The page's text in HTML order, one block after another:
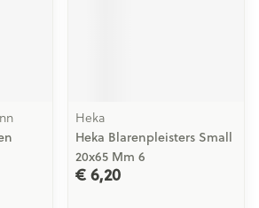
Heka
Heka Blarenpleisters Small
20x65 Mm 6
€ 6,20